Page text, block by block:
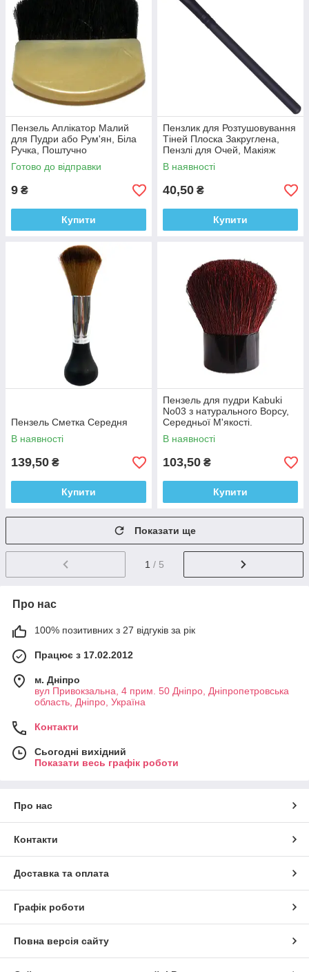
Пензель Аплікатор Малий
для Пудри або Рум'ян, Біла
Ручка, Поштучно
Готово до відправки
9 ₴
Купити
Пензлик для Розтушовування
Тіней Плоска Закруглена,
Пензлі для Очей, Макіяж
В наявності
40,50 ₴
Купити
Пензель Сметка Середня
В наявності
139,50 ₴
Купити
Пензель для пудри Kabuki
No03 з натурального Ворсу,
Середньої М'якості.
В наявності
103,50 ₴
Купити
Показати ще
1 / 5
Про нас
100% позитивних з 27 відгуків за рік
Працює з 17.02.2012
м. Дніпро
вул Привокзальна, 4 прим. 50 Дніпро, Дніпропетровська
область, Дніпро, Україна
Контакти
Сьогодні вихідний
Показати весь графік роботи
Про нас
Контакти
Доставка та оплата
Графік роботи
Повна версія сайту